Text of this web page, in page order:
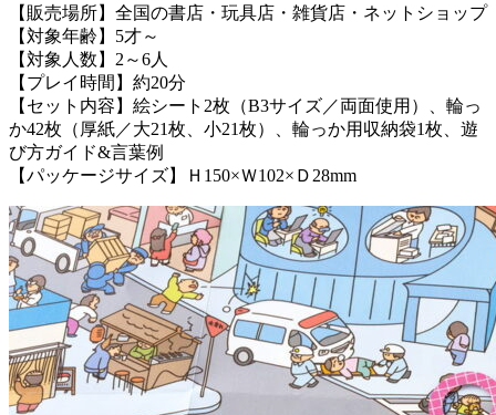
【販売場所】全国の書店・玩具店・雑貨店・ネットショップ
【対象年齢】5才～
【対象人数】2～6人
【プレイ時間】約20分
【セット内容】絵シート2枚（B3サイズ／両面使用）、輪っ
か42枚（厚紙／大21枚、小21枚）、輪っか用収納袋1枚、遊
び方ガイド&言葉例
【パッケージサイズ】Ｈ150×Ｗ102×Ｄ28mm